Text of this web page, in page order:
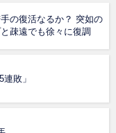
の復活なるか？ 突如の
疎遠でも徐々に復調
敗」